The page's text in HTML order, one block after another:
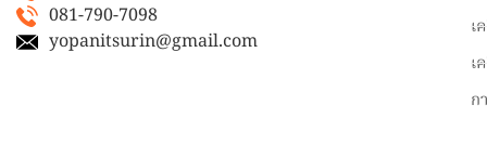
081-790-7098
yopanitsurin@gmail.com
เ
เ
ก